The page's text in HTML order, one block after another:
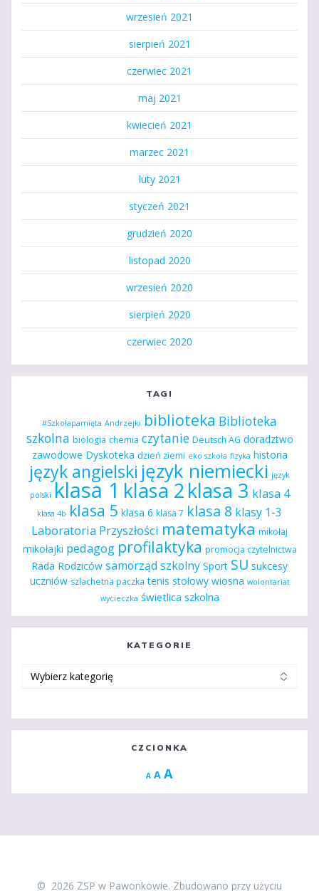
wrzesień 2021
sierpień 2021
czerwiec 2021
maj 2021
kwiecień 2021
marzec 2021
luty 2021
styczeń 2021
grudzień 2020
listopad 2020
wrzesień 2020
sierpień 2020
czerwiec 2020
TAGI
#Szkołapamięta Andrzejki biblioteka Biblioteka
szkolna biologia chemia czytanie Deutsch AG doradztwo
zawodowe Dyskoteka dzień ziemi eko szkoła fizyka historia
język angielski język niemiecki język
polski klasa 1 klasa 2klasa 3 klasa 4
klasa 4b klasa 5 klasa 6 klasa 7 klasa 8 klasy 1-3
Laboratoria Przyszłości matematyka mikołaj
mikołajki pedagog profilaktyka promocja czytelnictwa
Rada Rodziców samorząd szkolny Sport SU sukcesy
uczniów szlachetna paczka tenis stołowy wiosna wolontariat
wycieczka świetlica szkolna
KATEGORIE
CZCIONKA
A Decrease
A Reset
A
© 2026 ZSP w Pawonkowie. Zbudowano przy użyciu